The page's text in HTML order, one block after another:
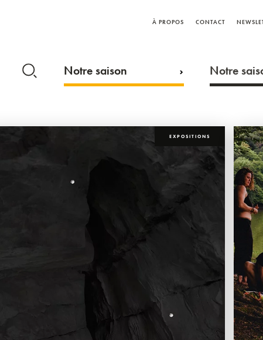
À PROPOS CONTACT
Notre saison Notre
EXPOSITIONS